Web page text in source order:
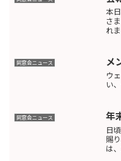
飾
本
さ
れ
え
く
同窓会ニュース メ
ウ
い
同窓会ニュース 年
日
賜
は